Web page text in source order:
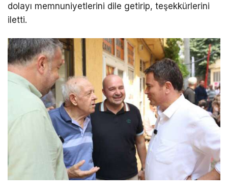
dolayı memnuniyetlerini dile getirip, teşekkürlerini
iletti.